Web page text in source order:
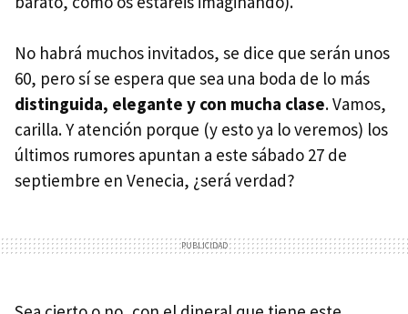
No habrá muchos invitados, se dice que serán unos
60, pero sí se espera que sea una boda de lo más
distinguida, elegante y con mucha clase. Vamos,
carilla. Y atención porque (y esto ya lo veremos) los
últimos rumores apuntan a este sábado 27 de
septiembre en Venecia, ¿será verdad?